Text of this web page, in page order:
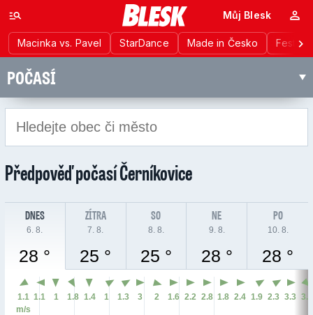
Macinka vs. Pavel StarDance Made in Česko
Můj Blesk
POČASÍ
Předpověď počasíČerníkovice
DNES
6. 8.
28 °
ZÍTRA
7. 8.
25 °
SO
8. 8.
25 °
NE
9. 8.
28 °
PO
10. 8.
28 °
1.1
m/s
1.1 1 1.8 1.4 1 1.3 3 2 1.6 2.2 2.8 1.8 2.4 1.9 2.3 3.3 3.1